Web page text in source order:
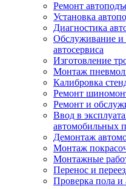
Ремонт
Установка
Диагностика
Обслуживание и
автосервиса
Изготовление
Монтаж
Калибровка
Ремонт
Ремонт и
Ввод в
автомобильных
Демонтаж
Монтаж
Монтажные
Перенос и
Проверка пола